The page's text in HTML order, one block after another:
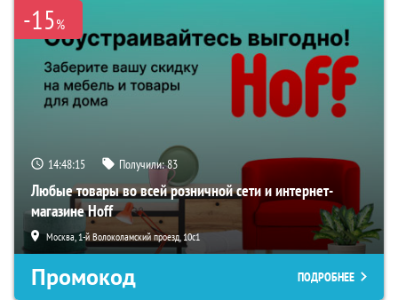
-15%
14:48:14 Получили:83
Любые товары во всей розничной сети и интернет-
магазине Hoff
Москва, 1-й Волоколамский проезд, 10с1
Промокод ПОДРОБНЕЕ